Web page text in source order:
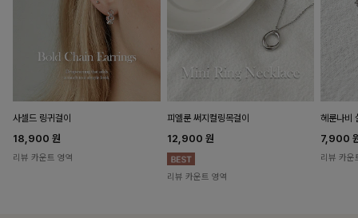
사셀드 링귀걸이
18,900 원
리뷰 카운트 영역
피엘룬 써지컬링목걸이
12,900 원
리뷰 카운트 영역
헤룬나비
7,900
리뷰 카운